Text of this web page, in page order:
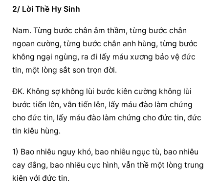
2/ Lời Thề Hy Sinh
Nam. Từng bước chân âm thầm, từng bước chân
ngoan cường, từng bước chân anh hùng, từng bước
không ngại ngùng, ra đi lấy máu xương bảo vệ đức
tin, một lòng sắt son trọn đời.
ĐK. Không sợ không lùi bước kiên cường không lùi
bước tiến lên, vẫn tiến lên, lấy máu đào làm chứng
cho đức tin, lấy máu đào làm chứng cho đức tin, đức
tin kiêu hùng.
1) Bao nhiêu nguy khó, bao nhiêu ngục tù, bao nhiêu
cay đắng, bao nhiêu cực hình, vẫn thề một lòng trung
kiên với đức tin.